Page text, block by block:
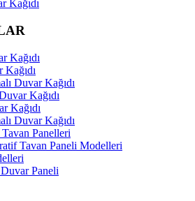
Kağıdı
Kağıdı
Duvar Kağıdı
Kağıdı
Kağıdı
Duvar Kağıdı
Panelleri
Tavan Paneli Modelleri
Paneli